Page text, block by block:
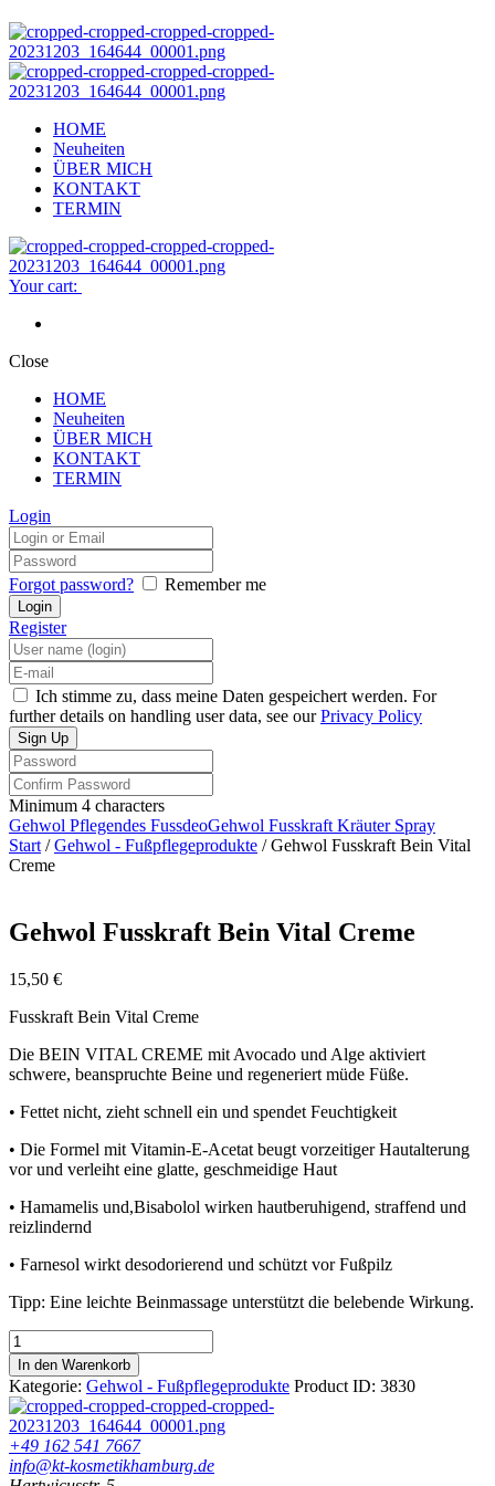
HOME
Neuheiten
ÜBER MICH
KONTAKT
TERMIN
Your cart:
Close
HOME
Neuheiten
ÜBER MICH
KONTAKT
TERMIN
Login
Forgot password? Remember me
Register
Ich stimme zu, dass meine Daten gespeichert werden. For
further details on handling user data, see ourPrivacy Policy
Minimum 4 characters
Gehwol Pflegendes FussdeoGehwol Fusskraft Kräuter Spray
Start /Gehwol - Fußpflegeprodukte / Gehwol Fusskraft Bein Vital
Creme
Gehwol Fusskraft Bein Vital Creme
15,50 €
Fusskraft Bein Vital Creme
Die BEIN VITAL CREME mit Avocado und Alge aktiviert
schwere, beanspruchte Beine und regeneriert müde Füße.
• Fettet nicht, zieht schnell ein und spendet Feuchtigkeit
• Die Formel mit Vitamin-E-Acetat beugt vorzeitiger Hautalterung
vor und verleiht eine glatte, geschmeidige Haut
• Hamamelis und,Bisabolol wirken hautberuhigend, straffend und
reizlindernd
• Farnesol wirkt desodorierend und schützt vor Fußpilz
Tipp: Eine leichte Beinmassage unterstützt die belebende Wirkung.
Gehwol
Fusskraft
Bein
Vital
Creme
Menge
In den Warenkorb
Kategorie: Gehwol - Fußpflegeprodukte Product ID: 3830
+49 162 541 7667
info@kt-kosmetikhamburg.de